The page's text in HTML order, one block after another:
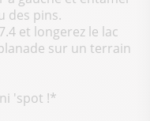
des pins.
et longerez le lac
sur un terrain
'spot !*